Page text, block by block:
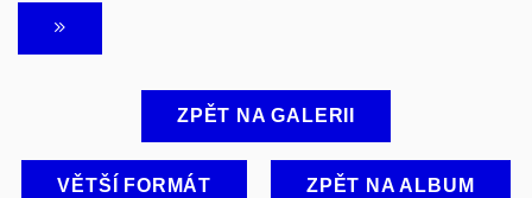
ZPĚT NA GALERII
VĚTŠÍ FORMÁT ZPĚT NA ALBUM